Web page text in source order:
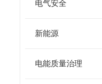
电气安全
新能源
电能质量治理